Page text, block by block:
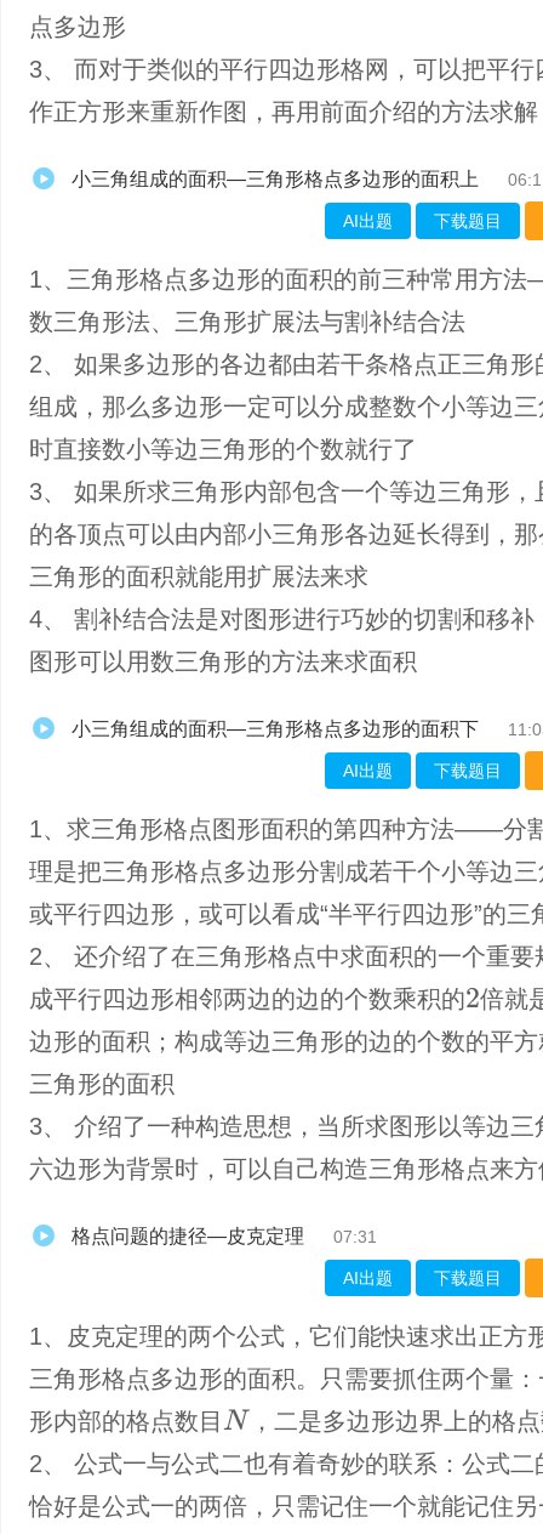
点多边形
3、 而对于类似的平行四边形格网，可以把平行
作正方形来重新作图，再用前面介绍的方法求解
小三角组成的面积—三角形格点多边形的面积上
AI出题 下载题目
1、三角形格点多边形的面积的前三种常用方
数三角形法、三角形扩展法与割补结合法
2、 如果多边形的各边都由若干条格点正三角形
组成，那么多边形一定可以分成整数个小等边
时直接数小等边三角形的个数就行了
3、 如果所求三角形内部包含一个等边三角形，
的各顶点可以由内部小三角形各边延长得到，
三角形的面积就能用扩展法来求
4、 割补结合法是对图形进行巧妙的切割和移补
图形可以用数三角形的方法来求面积
小三角组成的面积—三角形格点多边形的面积下
AI出题 下载题目
1、求三角形格点图形面积的第四种方法——分
理是把三角形格点多边形分割成若干个小等边
或平行四边形，或可以看成“半平行四边形”的三
2、 还介绍了在三角形格点中求面积的一个重要
成平行四边形相邻两边的边的个数乘积的2 倍就
边形的面积；构成等边三角形的边的个数的平
三角形的面积
3、 介绍了一种构造思想，当所求图形以等边三
六边形为背景时，可以自己构造三角形格点来
格点问题的捷径—皮克定理 07:31
AI出题 下载题目
1、皮克定理的两个公式，它们能快速求出正方
三角形格点多边形的面积。只需要抓住两个量
形内部的格点数目 N
，二是多边形边界上的格
2、 公式一与公式二也有着奇妙的联系：公式二
恰好是公式一的两倍，只需记住一个就能记住